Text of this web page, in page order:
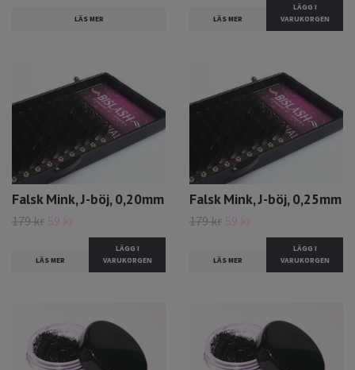
LÄS MER LÄS MER
LÄGG I
VARUKORGEN
Falsk Mink, J-böj, 0,20mm
179 kr 59 kr
LÄS MER
LÄGG I
VARUKORGEN
Falsk Mink, J-böj, 0,25mm
179 kr 59 kr
LÄS MER
LÄGG I
VARUKORGEN